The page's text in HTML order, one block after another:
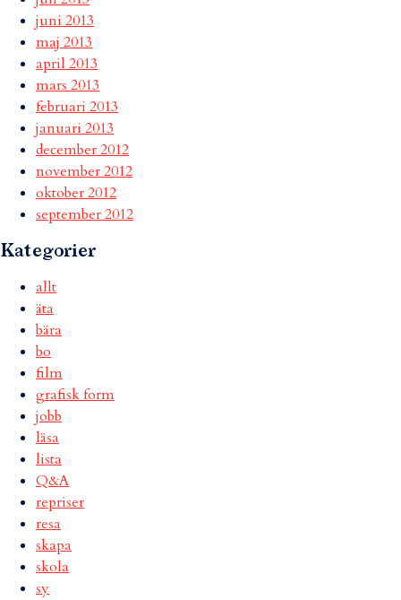
juni 2013
maj 2013
april 2013
mars 2013
februari 2013
januari 2013
december 2012
november 2012
oktober 2012
september 2012
Kategorier
allt
äta
bära
bo
film
grafisk form
jobb
läsa
lista
Q&A
repriser
resa
skapa
skola
sy